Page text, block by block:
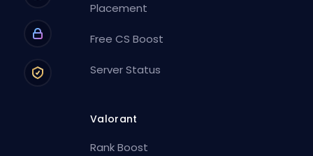
Placement
Free CS Boost
Server Status
Valorant
Rank Boost